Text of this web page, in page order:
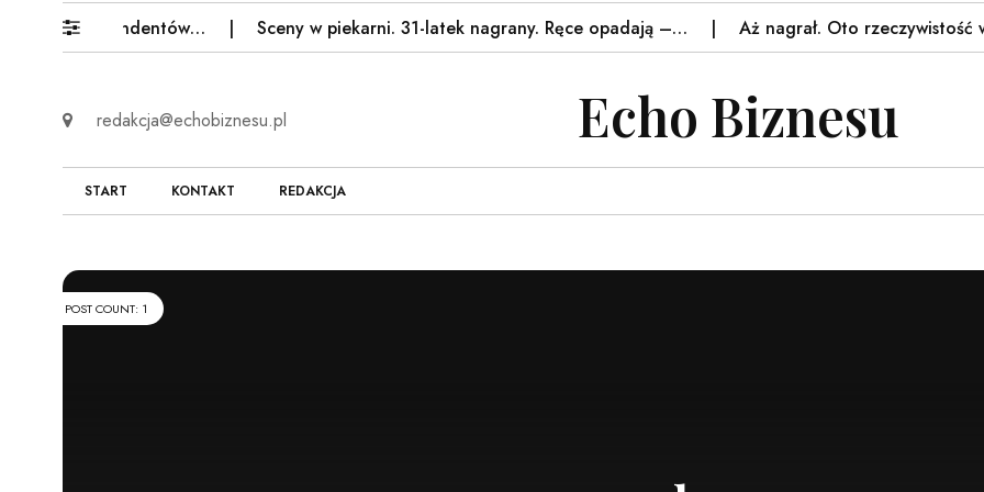
respondentów… Sceny w piekarni. 31-latek nagrany. Ręce opadają –… Aż nagrał. Oto rzeczywistość w
redakcja@echobiznesu.pl Echo Biznesu
START KONTAKT REDAKCJA
POST COUNT: 1